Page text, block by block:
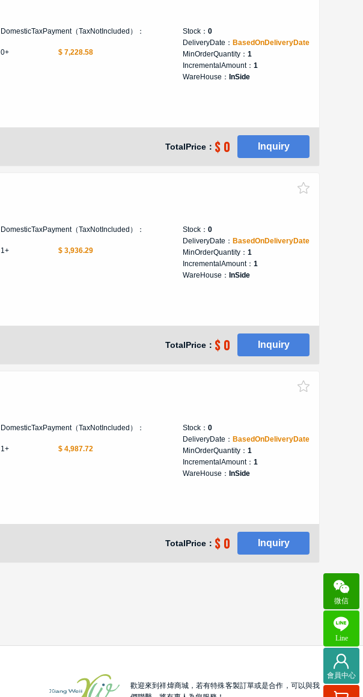
DomesticTaxPayment（TaxNotIncluded）：
0+ $ 7,228.58
Stock： 0
DeliveryDate： BasedOnDeliveryDate
MinOrderQuantity： 1
IncrementalAmount： 1
WareHouse： InSide
TotalPrice： $ 0 Inquiry
DomesticTaxPayment（TaxNotIncluded）：
1+ $ 3,936.29
Stock： 0
DeliveryDate： BasedOnDeliveryDate
MinOrderQuantity： 1
IncrementalAmount： 1
WareHouse： InSide
TotalPrice： $ 0 Inquiry
DomesticTaxPayment（TaxNotIncluded）：
1+ $ 4,987.72
Stock： 0
DeliveryDate： BasedOnDeliveryDate
MinOrderQuantity： 1
IncrementalAmount： 1
WareHouse： InSide
TotalPrice： $ 0 Inquiry
微信
Line
會員中心
歡迎來到祥煒商城，若有特殊客製訂單或是合作，可以與我